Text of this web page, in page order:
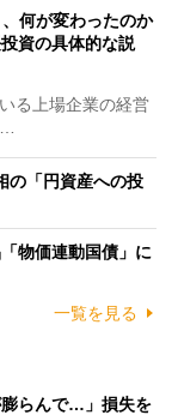
何が変わったのか
資の具体的な説
る上場企業の経営
の「円資産への投
物価連動国債」に
一覧を見る
膨らんで…」損失を